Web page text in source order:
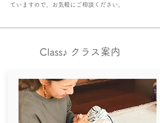
ていますので、お気軽にご相談ください。
Class♪ クラス案内